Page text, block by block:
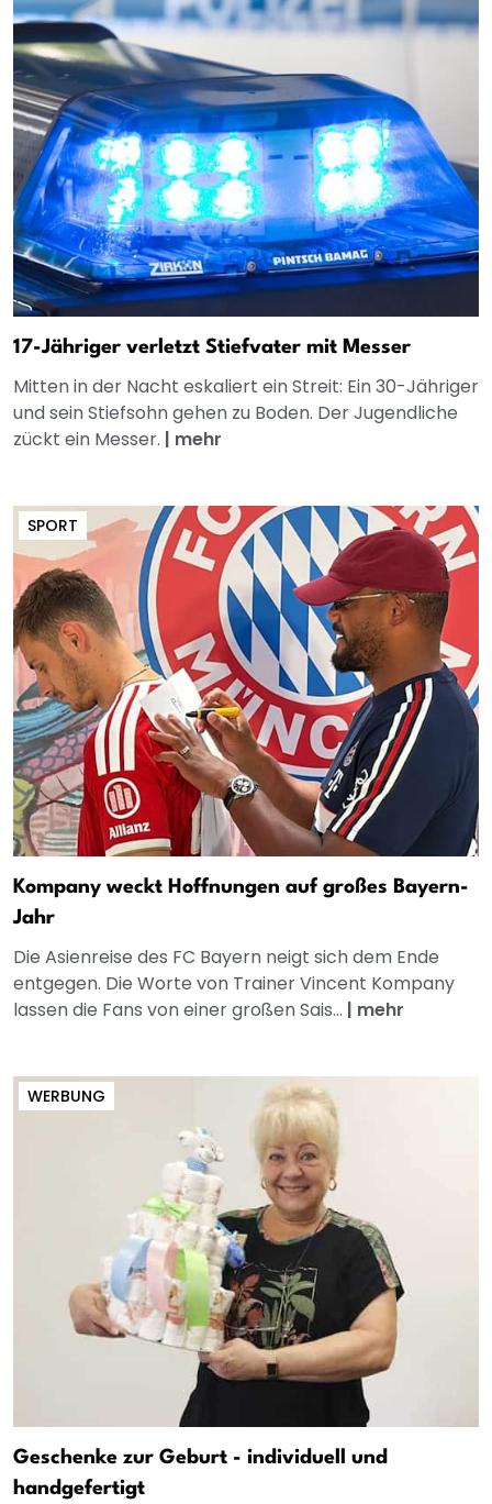
17-Jähriger verletzt Stiefvater mit Messer
Mitten in der Nacht eskaliert ein Streit: Ein 30-Jähriger
und sein Stiefsohn gehen zu Boden. Der Jugendliche
zückt ein Messer. | mehr
SPORT
Kompany weckt Hoffnungen auf großes Bayern-
Jahr
Die Asienreise des FC Bayern neigt sich dem Ende
entgegen. Die Worte von Trainer Vincent Kompany
lassen die Fans von einer großen Sais... | mehr
WERBUNG
Geschenke zur Geburt - individuell und
handgefertigt